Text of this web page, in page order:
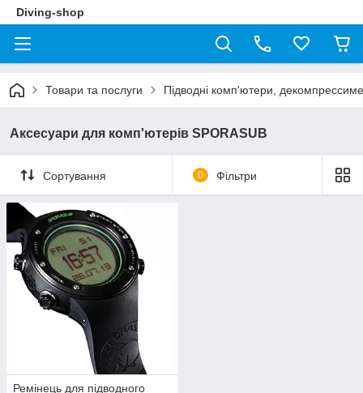
Diving-shop
Товари та послуги Підводні комп'ютери,
Аксесуари для комп'ютерів SPORASUB
Сортування 0 Фільтри
Ремінець для підводного